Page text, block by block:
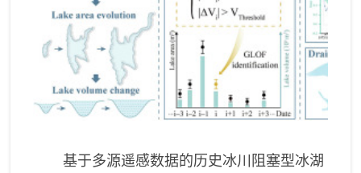
基于多源遥感数据的历史冰川阻塞型冰湖